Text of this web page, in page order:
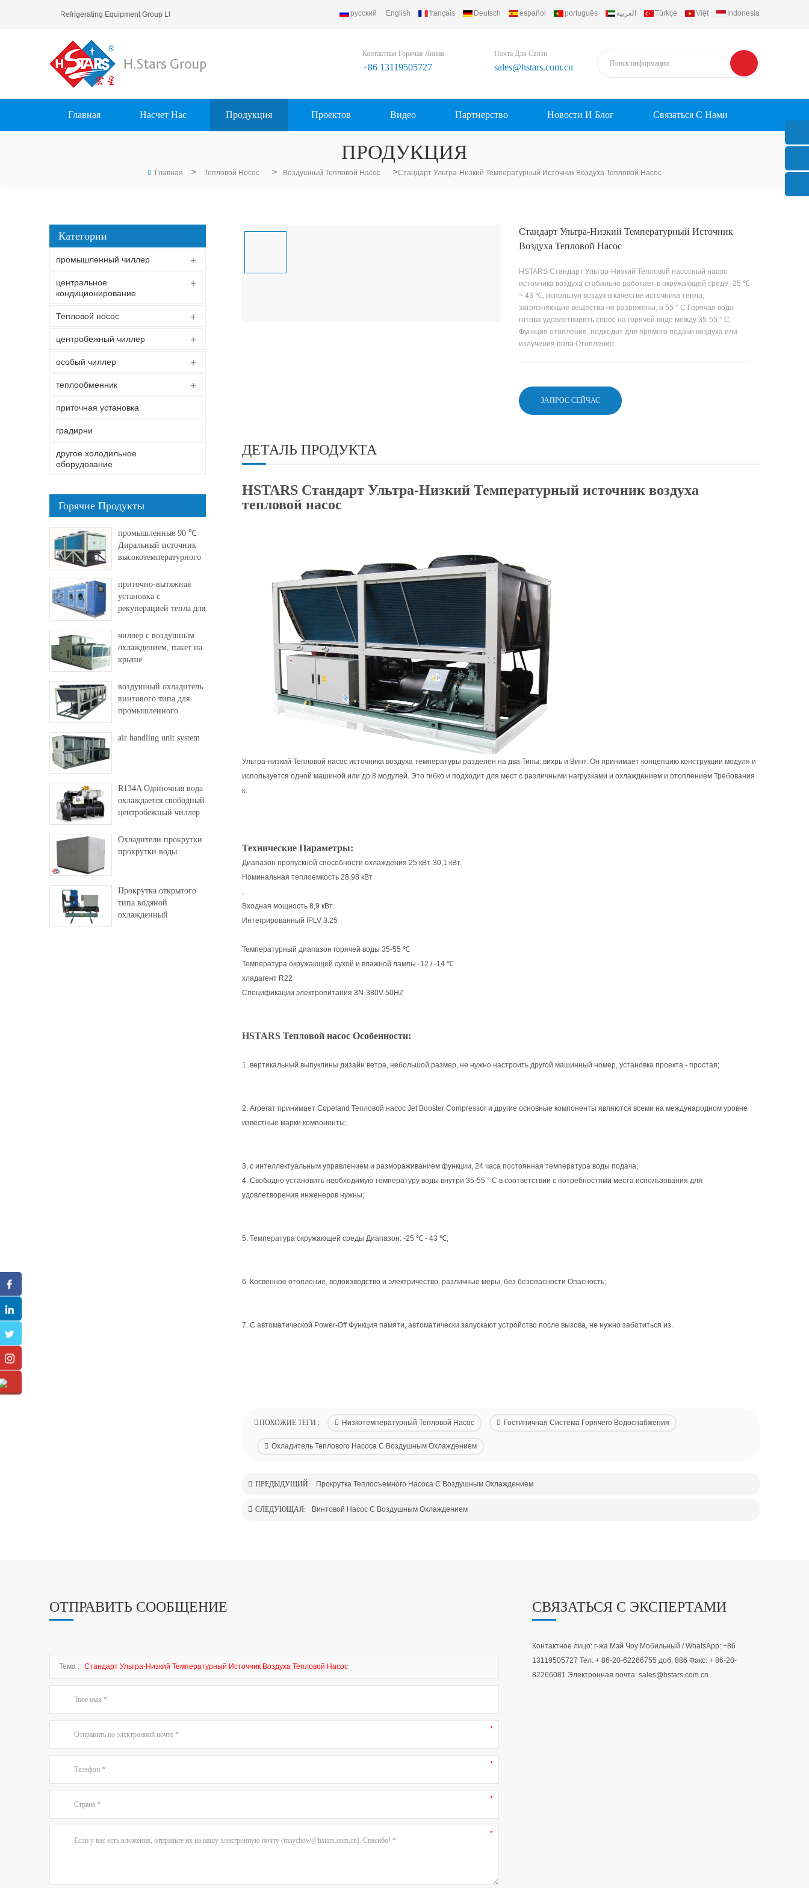
(Guangzhou) Refrigerating Equipment Group Ltd.. русский English français Deutsch español português العربية Türkçe Việt Indonesia
Контактная Горячая Линия
+86 13119505727
Почта Для Связи
sales@hstars.com.cn
Главная Насчет Нас Продукция Проектов Видео Партнерство Новости И Блог Связаться С Нами
ПРОДУКЦИЯ
Главная > Тепловой Носос > Воздушный Тепловой Насос >Стандарт Ультра-Низкий Температурный Источник Воздуха Тепловой Насос
Стандарт Ультра-Низкий Температурный Источник
Воздуха Тепловой Насос
HSTARS Стандарт Ультра-Низкий Тепловой насосный насос
источника воздуха стабильно работает в окружающей среде -25 ℃
~ 43 ℃, используя воздух в качестве источника тепла,
загрязняющие вещества не разряжены, а 55 ° C Горячая вода
готова удовлетворить спрос на горячей воде между 35-55 ° C.
Функция отопления, подходит для прямого подачи воздуха или
излучения пола Отопление.
ЗАПРОС СЕЙЧАС
ДЕТАЛЬ ПРОДУКТА
HSTARS Стандарт Ультра-Низкий Температурный источник воздуха
тепловой насос
Ультра-низкий Тепловой насос источника воздуха температуры разделен на два Типы: вихрь и Винт. Он принимает концепцию конструкции модуля и
используется одной машиной или до 8 модулей. Это гибко и подходит для мест с различными нагрузками и охлаждением и отоплением Требования
к.
Технические Параметры:
Диапазон пропускной способности охлаждения 25 кВт-30,1 кВт.
Номинальная теплоемкость 28,98 кВт
.
Входная мощность 8,9 кВт.
Интегрированный IPLV 3.25
Температурный диапазон горячей воды 35-55 ℃
Температура окружающей сухой и влажной лампы -12 / -14 ℃
хладагент R22
Спецификации электропитания 3N-380V-50HZ
HSTARS Тепловой насос Особенности:
1. вертикальный выпуклины дизайн ветра, небольшой размер, не нужно настроить другой машинный номер, установка проекта - простая;
2. Агрегат принимает Copeland Тепловой насос Jet Booster Compressor и другие основные компоненты являются всеми на международном уровне
известные марки компоненты;
3, с интеллектуальным управлением и размораживанием функции, 24 часа постоянная температура воды подача;
4. Свободно установить необходимую температуру воды внутри 35-55 ° C в соответствии с потребностями места использования для
удовлетворения инженеров нужны;
5. Температура окружающей среды Диапазон: -25 ℃ - 43 ℃;
6. Косвенное отопление, водоизводство и электричество, различные меры, без безопасности Опасность;
7. С автоматической Power-Off Функция памяти, автоматически запускают устройство после вызова, не нужно заботиться из.
ПОХОЖИЕ ТЕГИ : Низкотемпературный Тепловой Насос Гостиничная Система Горячего Водоснабжения
Охладитель Теплового Насоса С Воздушным Охлаждением
ПРЕДЫДУЩИЙ: Прокрутка Теплосъемного Насоса С Воздушным Охлаждением
СЛЕДУЮЩАЯ: Винтовой Насос С Воздушным Охлаждением
Категории
промышленный чиллер
центральное
кондиционирование
Тепловой носос
центробежный чиллер
особый чиллер
теплообменник
приточная установка
градирни
другое холодильное
оборудование
Горячие Продукты
промышленные 90 ℃
Диральный источник
высокотемпературного
приточно-вытяжная
установка с
рекуперацией тепла для
чиллер с воздушным
охлаждением, пакет на
крыше
воздушный охладитель
винтового типа для
промышленного
air handling unit system
R134A Одиночная вода
охлаждается свободный
центробежный чиллер
Охладители прокрутки
прокрутки воды
Прокрутка открытого
типа водяной
охлажденный
ОТПРАВИТЬ СООБЩЕНИЕ
Тема : Стандарт Ультра-Низкий Температурный Источник Воздуха Тепловой Насос
СВЯЗАТЬСЯ С ЭКСПЕРТАМИ
Контактное лицо: г-жа Мэй Чоу Мобильный / WhatsApp: +86
13119505727 Тел: + 86-20-62266755 доб. 886 Факс: + 86-20-
82266081 Электронная почта: sales@hstars.com.cn